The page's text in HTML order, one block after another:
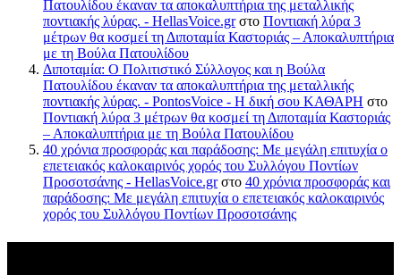
Πατουλίδου έκαναν τα αποκαλυπτήρια της μεταλλικής
ποντιακής λύρας. - HellasVoice.grστο Ποντιακή λύρα 3
μέτρων θα κοσμεί τη Διποταμία Καστοριάς – Αποκαλυπτήρια
με τη Βούλα Πατουλίδου
Διποταμία: Ο Πολιτιστικό Σύλλογος και η Βούλα
Πατουλίδου έκαναν τα αποκαλυπτήρια της μεταλλικής
ποντιακής λύρας. - PontosVoice - H δική σου ΚΑΘΑΡΗ στο
Ποντιακή λύρα 3 μέτρων θα κοσμεί τη Διποταμία Καστοριάς
– Αποκαλυπτήρια με τη Βούλα Πατουλίδου
40 χρόνια προσφοράς και παράδοσης: Με μεγάλη επιτυχία ο
επετειακός καλοκαιρινός χορός του Συλλόγου Ποντίων
Προσοτσάνης - HellasVoice.grστο 40 χρόνια προσφοράς και
παράδοσης: Με μεγάλη επιτυχία ο επετειακός καλοκαιρινός
χορός του Συλλόγου Ποντίων Προσοτσάνης